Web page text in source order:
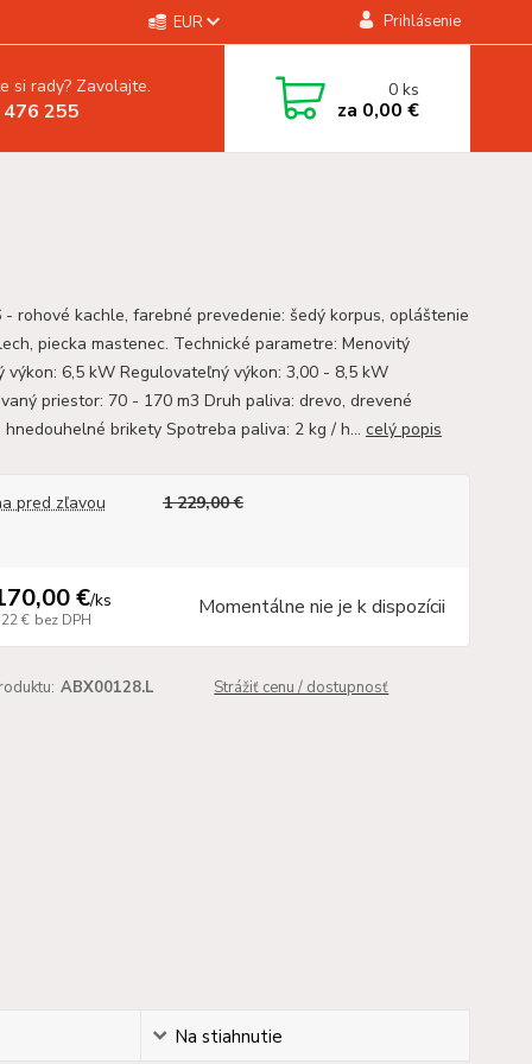
EUR Prihlásenie
si rady? Zavolajte.
255
0ks
za 0,00 €
- rohové kachle, farebné prevedenie: šedý korpus, opláštenie
piecka mastenec. Technické parametre: Menovitý
výkon: 6,5 kW Regulovateľný výkon: 3,00 - 8,5 kW
priestor: 70 - 170 m3 Druh paliva: drevo, drevené
hnedouhelné brikety Spotreba paliva: 2 kg / h... celý popis
pred zľavou 1 229,00 €
€/ks
€ bez DPH Momentálne nie je k dispozícii
ABX00128.L Strážiť cenu / dostupnosť
Na stiahnutie